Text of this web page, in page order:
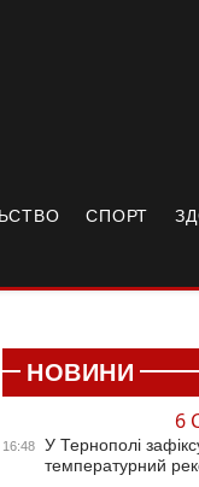
СПОРТ
НОВИНИ
6
16:48
У Тернополі
температурний